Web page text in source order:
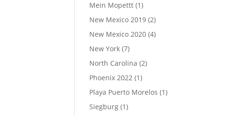
Mein Mopettt (1)
New Mexico 2019 (2)
New Mexico 2020 (4)
New York (7)
North Carolina (2)
Phoenix 2022 (1)
Playa Puerto Morelos (1)
Siegburg (1)